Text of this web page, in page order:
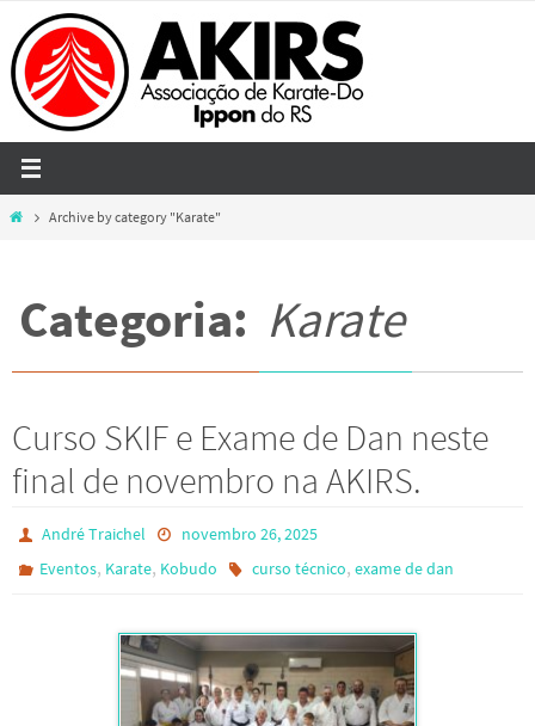
to
content
HomeArchive by category "Karate"
Categoria: Karate
Curso SKIF e Exame de Dan neste
final de novembro na AKIRS.
André Traichel
novembro 26, 2025
Eventos, Karate, Kobudo curso técnico, exame de dan